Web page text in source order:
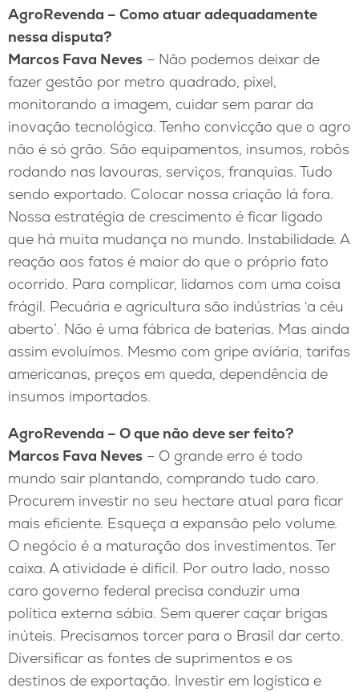
AgroRevenda – Como atuar adequadamente
nessa disputa?
Marcos Fava Neves – Não podemos deixar de
fazer gestão por metro quadrado, pixel,
monitorando a imagem, cuidar sem parar da
inovação tecnológica. Tenho convicção que o agro
não é só grão. São equipamentos, insumos, robôs
rodando nas lavouras, serviços, franquias. Tudo
sendo exportado. Colocar nossa criação lá fora.
Nossa estratégia de crescimento é ficar ligado
que há muita mudança no mundo. Instabilidade. A
reação aos fatos é maior do que o próprio fato
ocorrido. Para complicar, lidamos com uma coisa
frágil. Pecuária e agricultura são indústrias ‘a céu
aberto’. Não é uma fábrica de baterias. Mas ainda
assim evoluímos. Mesmo com gripe aviária, tarifas
americanas, preços em queda, dependência de
insumos importados.
AgroRevenda – O que não deve ser feito?
Marcos Fava Neves – O grande erro é todo
mundo sair plantando, comprando tudo caro.
Procurem investir no seu hectare atual para ficar
mais eficiente. Esqueça a expansão pelo volume.
O negócio é a maturação dos investimentos. Ter
caixa. A atividade é difícil. Por outro lado, nosso
caro governo federal precisa conduzir uma
política externa sábia. Sem querer caçar brigas
inúteis. Precisamos torcer para o Brasil dar certo.
Diversificar as fontes de suprimentos e os
destinos de exportação. Investir em logística e